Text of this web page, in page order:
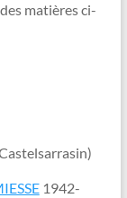
matières ci-
1942-